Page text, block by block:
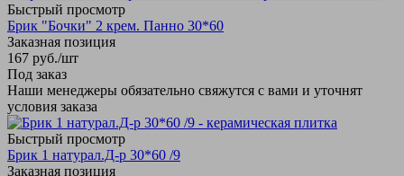
Быстрый просмотр
Брик "Бочки" 2 крем. Панно 30*60
Заказная позиция
167 руб./шт
Под заказ
Наши менеджеры обязательно свяжутся с вами и уточнят
условия заказа
Быстрый просмотр
Брик 1 натурал.Д-р 30*60 /9
Заказная позиция